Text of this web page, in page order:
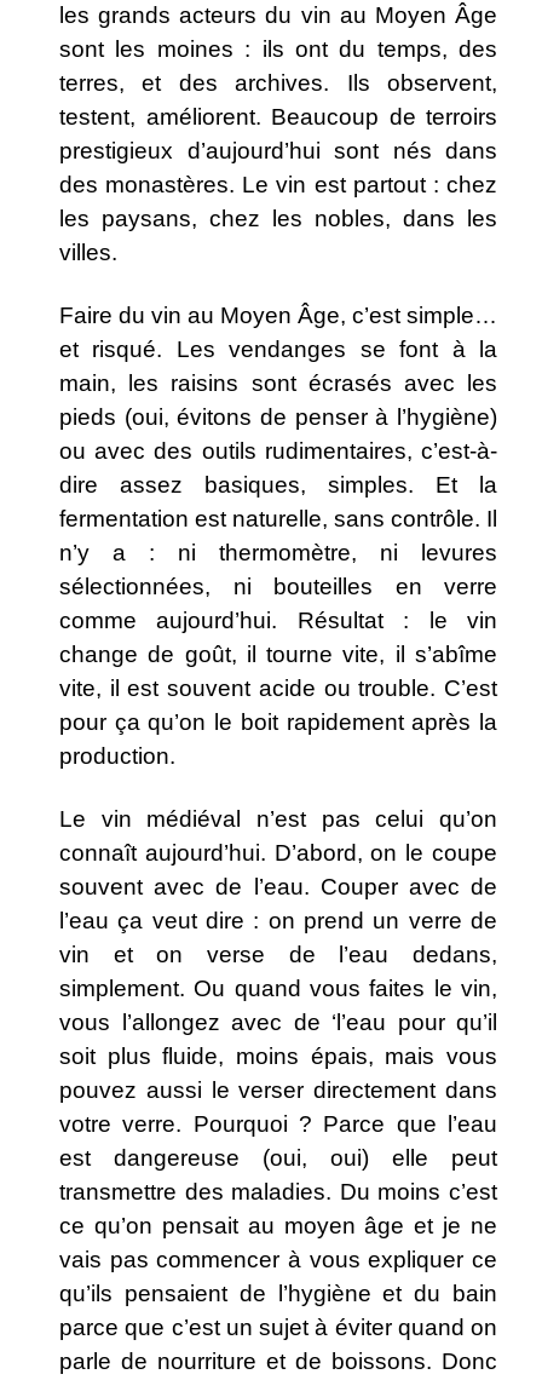
les grands acteurs du vin au Moyen Âge
sont les moines : ils ont du temps, des
terres, et des archives. Ils observent,
testent, améliorent. Beaucoup de terroirs
prestigieux d’aujourd’hui sont nés dans
des monastères. Le vin est partout : chez
les paysans, chez les nobles, dans les
villes.
Faire du vin au Moyen Âge, c’est simple…
et risqué. Les vendanges se font à la
main, les raisins sont écrasés avec les
pieds (oui, évitons de penser à l’hygiène)
ou avec des outils rudimentaires, c’est-à-
dire assez basiques, simples. Et la
fermentation est naturelle, sans contrôle. Il
n’y a : ni thermomètre, ni levures
sélectionnées, ni bouteilles en verre
comme aujourd’hui. Résultat : le vin
change de goût, il tourne vite, il s’abîme
vite, il est souvent acide ou trouble. C’est
pour ça qu’on le boit rapidement après la
production.
Le vin médiéval n’est pas celui qu’on
connaît aujourd’hui. D’abord, on le coupe
souvent avec de l’eau. Couper avec de
l’eau ça veut dire : on prend un verre de
vin et on verse de l’eau dedans,
simplement. Ou quand vous faites le vin,
vous l’allongez avec de ‘l’eau pour qu’il
soit plus fluide, moins épais, mais vous
pouvez aussi le verser directement dans
votre verre. Pourquoi ? Parce que l’eau
est dangereuse (oui, oui) elle peut
transmettre des maladies. Du moins c’est
ce qu’on pensait au moyen âge et je ne
vais pas commencer à vous expliquer ce
qu’ils pensaient de l’hygiène et du bain
parce que c’est un sujet à éviter quand on
parle de nourriture et de boissons. Donc